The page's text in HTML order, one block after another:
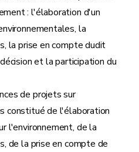
: l'élaboration d'un
la
la prise en compte dudit
et la participation du
de projets sur
constitué de l'élaboration
l'environnement, de la
de la prise en compte de